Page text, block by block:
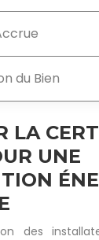
du Bien
LA
UNE
des